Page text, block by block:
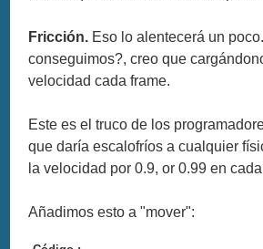
Fricción. Eso lo alentecerá un
conseguimos?, creo que
velocidad cada frame.
Este es el truco de los
que daría escalofríos a cualquier
la velocidad por 0.9, or 0.99 en
Añadimos esto a "mover":